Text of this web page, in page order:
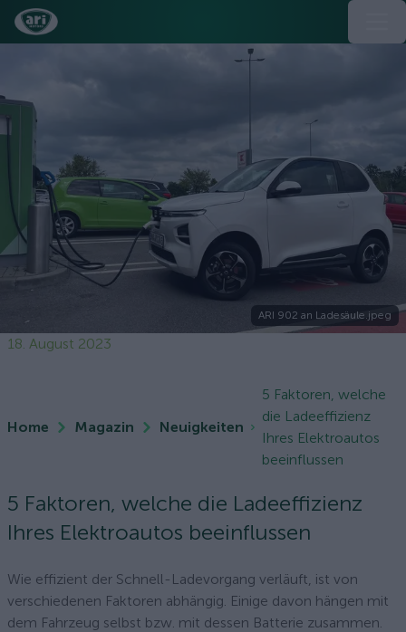
ARI 902 an Ladesäule.jpeg
18. August 2023
Home Magazin Neuigkeiten
5 Faktoren, welche
die Ladeeffizienz
Ihres Elektroautos
beeinflussen
5 Faktoren, welche die Ladeeffizienz
Ihres Elektroautos beeinflussen
Wie effizient der Schnell-Ladevorgang verläuft, ist von
verschiedenen Faktoren abhängig. Einige davon hängen mit
dem Fahrzeug selbst bzw. mit dessen Batterie zusammen.